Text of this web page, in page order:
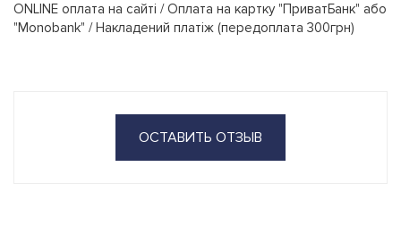
ONLINE оплата на сайті / Оплата на картку "ПриватБанк" або
"Monobank" / Накладений платіж (передоплата 300грн)
ОСТАВИТЬ ОТЗЫВ